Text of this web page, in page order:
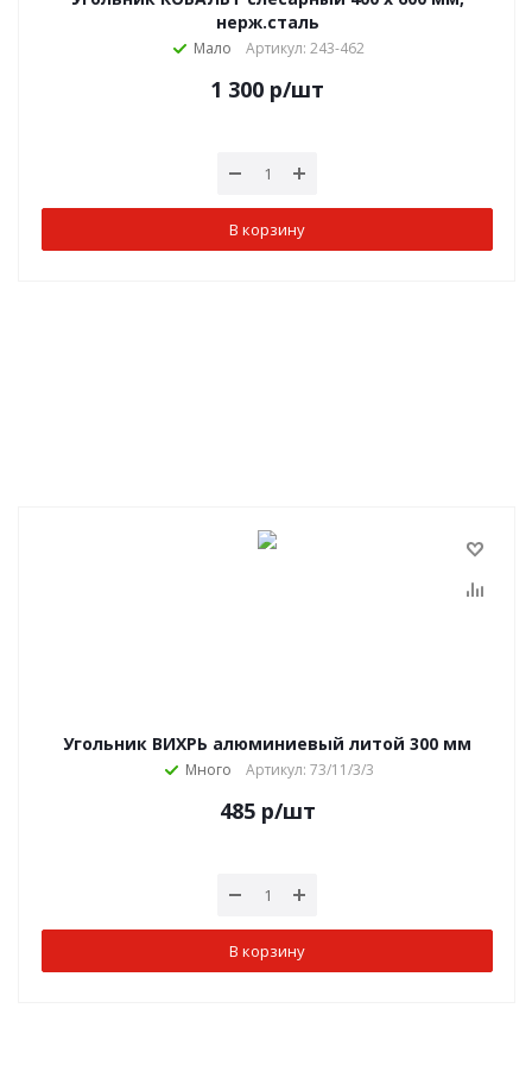
нерж.сталь
Мало Артикул: 243-462
1 300 р/шт
В корзину
Угольник ВИХРЬ алюминиевый литой 300 мм
Много Артикул: 73/11/3/3
485р/шт
В корзину